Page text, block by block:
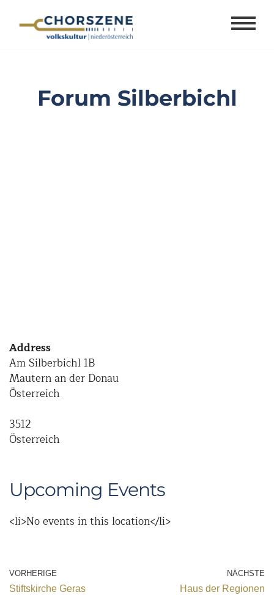
Forum Silberbichl
Address
Am Silberbichl 1B
Mautern an der Donau
Österreich
3512
Österreich
Upcoming Events
<li>No events in this location</li>
VORHERIGE
Stiftskirche Geras
NÄCHSTE
Haus der Regionen